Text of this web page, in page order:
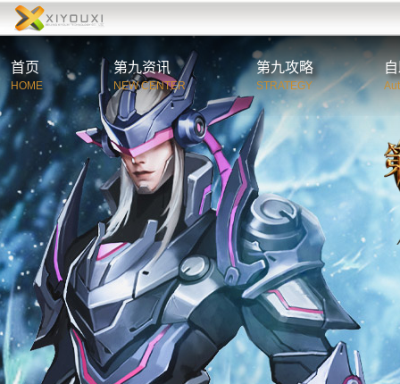
首页
HOME
第九资讯
NEW CENTER
第九攻略
STRATEGY
综合资讯
官方公告
游戏新闻
活动新闻
玩家必读
新
职